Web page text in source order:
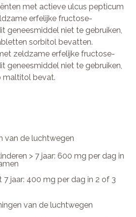
met actieve ulcus pepticum
erfelijke fructose-
geneesmiddel niet te gebruiken,
sorbitol bevatten.
zeldzame erfelijke fructose-
geneesmiddel niet te gebruiken,
maltitol bevat.
van de luchtwegen
> 7 jaar: 600 mg per dag in
7 jaar: 400 mg per dag in 2 of 3
van de luchtwegen